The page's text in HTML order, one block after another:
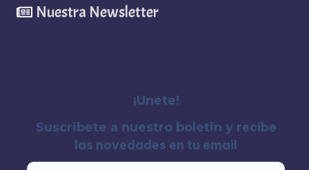
Nuestra Newsletter
¡Unete!
Suscribete a nuestro boletin y recibe
las novedades en tu email